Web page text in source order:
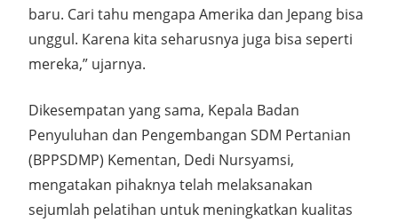
baru. Cari tahu mengapa Amerika dan Jepang bisa
unggul. Karena kita seharusnya juga bisa seperti
mereka,” ujarnya.
Dikesempatan yang sama, Kepala Badan
Penyuluhan dan Pengembangan SDM Pertanian
(BPPSDMP) Kementan, Dedi Nursyamsi,
mengatakan pihaknya telah melaksanakan
sejumlah pelatihan untuk meningkatkan kualitas